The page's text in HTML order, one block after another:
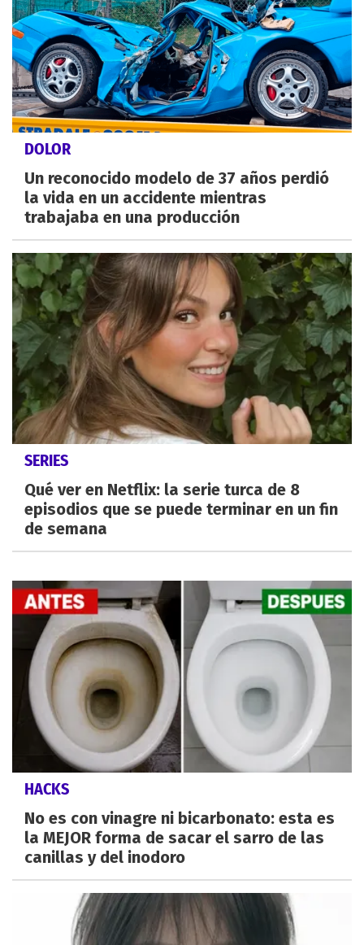
DOLOR
Un reconocido modelo de 37 años perdió
la vida en un accidente mientras
trabajaba en una producción
SERIES
Qué ver en Netflix: la serie turca de 8
episodios que se puede terminar en un fin
de semana
HACKS
No es con vinagre ni bicarbonato: esta es
la MEJOR forma de sacar el sarro de las
canillas y del inodoro